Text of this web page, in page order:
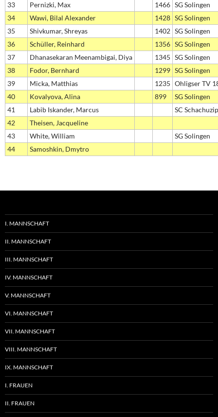
33
Pernizki, Max 1466 SG Solingen
34
Wawi, Bilal Alexander 1428 SG Solingen
35
Shivkumar, Shreyas 1402 SG Solingen
36
Schüller, Reinhard 1356 SG Solingen
37
Dhanasekaran Meenambigai, Diya 1345 SG Solingen
38
Fodor, Bernhard 1299 SG Solingen
39
Micka, Matthias 1235 Ohligser TV
40
Kovalyova, Alina 899
SG Solingen
41
Labib Iskander, Marcus
SC
42
Theisen, Jacqueline
43
White, William
SG Solingen
44
Samoshkin, Dmytro
I. MANNSCHAFT
II. MANNSCHAFT
III. MANNSCHAFT
IV. MANNSCHAFT
V. MANNSCHAFT
VI. MANNSCHAFT
VII. MANNSCHAFT
VIII. MANNSCHAFT
IX. MANNSCHAFT
I. FRAUEN
II. FRAUEN